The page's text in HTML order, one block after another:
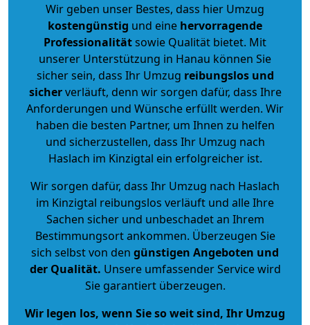
Wir geben unser Bestes, dass hier Umzug
kostengünstig und eine hervorragende
Professionalitätsowie Qualität bietet. Mit
unserer Unterstützung in Hanau können Sie
sicher sein, dass Ihr Umzug reibungslos und
sicherverläuft, denn wir sorgen dafür, dass Ihre
Anforderungen und Wünsche erfüllt werden. Wir
haben die besten Partner, um Ihnen zu helfen
und sicherzustellen, dass Ihr Umzug nach
Haslach im Kinzigtal ein erfolgreicher ist.
Wir sorgen dafür, dass Ihr Umzug nach Haslach
im Kinzigtal reibungslos verläuft und alle Ihre
Sachen sicher und unbeschadet an Ihrem
Bestimmungsort ankommen. Überzeugen Sie
sich selbst von den günstigen Angeboten und
der Qualität. Unsere umfassender Service wird
Sie garantiert überzeugen.
Wir legen los, wenn Sie so weit sind, Ihr Umzug